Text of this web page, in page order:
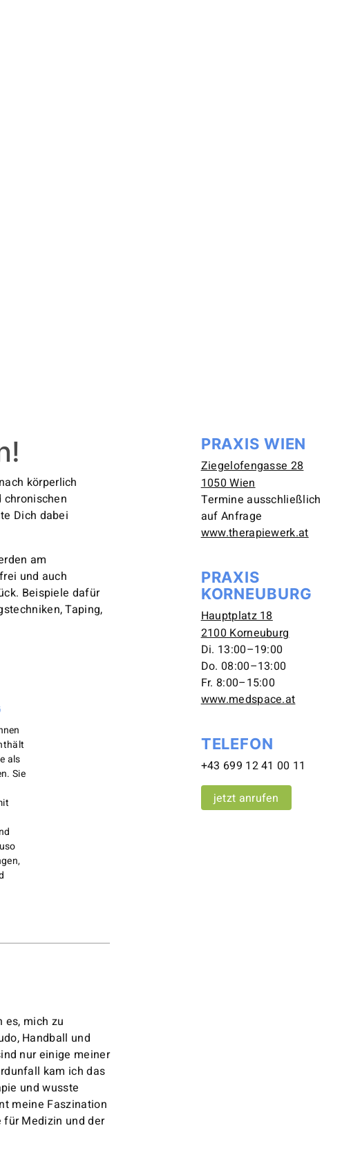
körperlich
chronischen
Dich dabei
am
und auch
Beispiele dafür
Taping,
als
Sie
PRAXIS WIEN
Ziegelofengasse 28
1050 Wien
Termine ausschließlich
auf Anfrage
www.therapiewerk.at
PRAXIS
KORNEUBURG
Hauptplatz 18
2100 Korneuburg
Di. 13:00–19:00
Do. 08:00–13:00
Fr. 8:00–15:00
www.medspace.at
TELEFON
+43 699 12 41 00 11
jetzt anrufen
es, mich zu
Handball und
nur einige meiner
kam ich das
und wusste
meine Faszination
Medizin und der